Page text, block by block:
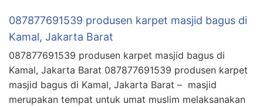
087877691539 produsen karpet masjid bagus di
Kamal, Jakarta Barat
087877691539 produsen karpet masjid bagus di
Kamal, Jakarta Barat 087877691539 produsen karpet
masjid bagus di Kamal, Jakarta Barat – masjid
merupakan tempat untuk umat muslim melaksanakan